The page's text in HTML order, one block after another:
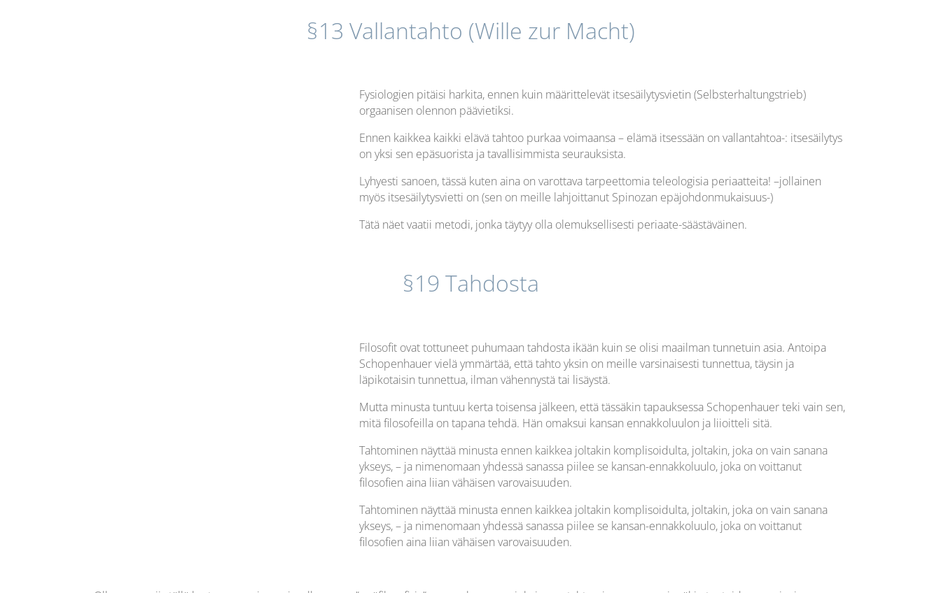
§13 Vallantahto (Wille zur Macht)
Fysiologien pitäisi harkita, ennen kuin määrittelevät itsesäilytysvietin (Selbsterhaltungstrieb)
orgaanisen olennon päävietiksi.
Ennen kaikkea kaikki elävä tahtoo purkaa voimaansa – elämä itsessään on vallantahtoa-: itsesäilytys
on yksi sen epäsuorista ja tavallisimmista seurauksista.
Lyhyesti sanoen, tässä kuten aina on varottava tarpeettomia teleologisia periaatteita! –jollainen
myös itsesäilytysvietti on (sen on meille lahjoittanut Spinozan epäjohdonmukaisuus-)
Tätä näet vaatii metodi, jonka täytyy olla olemuksellisesti periaate-säästäväinen.
§19 Tahdosta
Filosofit ovat tottuneet puhumaan tahdosta ikään kuin se olisi maailman tunnetuin asia. Antoipa
Schopenhauer vielä ymmärtää, että tahto yksin on meille varsinaisesti tunnettua, täysin ja
läpikotaisin tunnettua, ilman vähennystä tai lisäystä.
Mutta minusta tuntuu kerta toisensa jälkeen, että tässäkin tapauksessa Schopenhauer teki vain sen,
mitä filosofeilla on tapana tehdä. Hän omaksui kansan ennakkoluulon ja liioitteli sitä.
Tahtominen näyttää minusta ennen kaikkea joltakin komplisoidulta, joltakin, joka on vain sanana
ykseys, – ja nimenomaan yhdessä sanassa piilee se kansan-ennakkoluulo, joka on voittanut
filosofien aina liian vähäisen varovaisuuden.
Tahtominen näyttää minusta ennen kaikkea joltakin komplisoidulta, joltakin, joka on vain sanana
ykseys, – ja nimenomaan yhdessä sanassa piilee se kansan-ennakkoluulo, joka on voittanut
filosofien aina liian vähäisen varovaisuuden.